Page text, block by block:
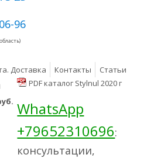
96
Доставка Контакты Статьи
PDF каталог Stylnul 2020 г
WhatsApp
+79652310696:
консультации,